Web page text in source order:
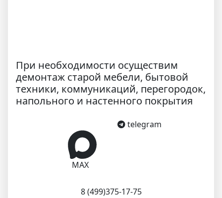
При необходимости осуществим
демонтаж старой мебели, бытовой
техники, коммуникаций, перегородок,
напольного и настенного покрытия
MAX
telegram
8 (499)375-17-75